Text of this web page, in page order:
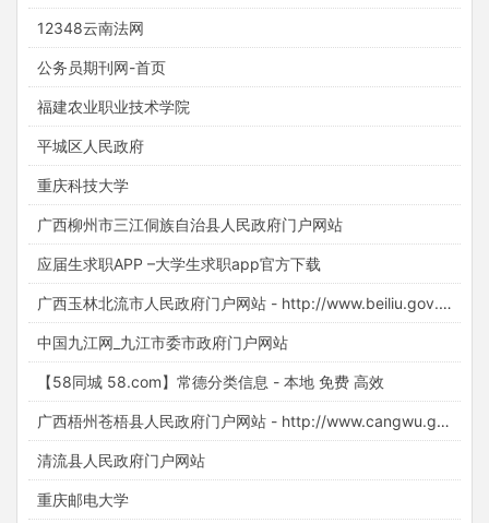
12348云南法网
公务员期刊网-首页
福建农业职业技术学院
平城区人民政府
重庆科技大学
广西柳州市三江侗族自治县人民政府门户网站
应届生求职APP –大学生求职app官方下载
广西玉林北流市人民政府门户网站 - http://www.beiliu.gov.cn/
中国九江网_九江市委市政府门户网站
【58同城 58.com】常德分类信息 - 本地 免费 高效
广西梧州苍梧县人民政府门户网站 - http://www.cangwu.gov.cn/
清流县人民政府门户网站
重庆邮电大学